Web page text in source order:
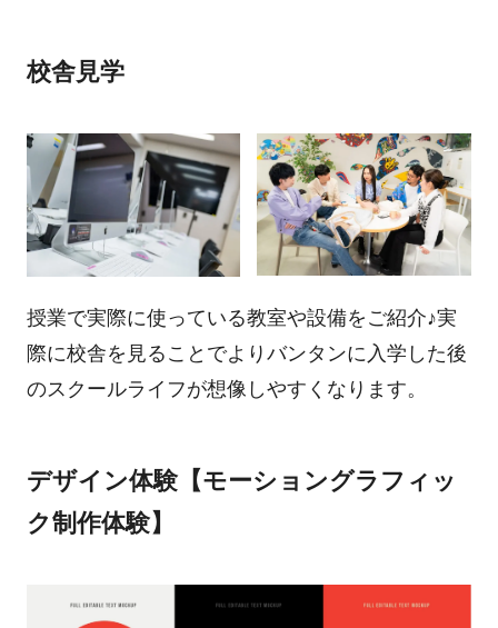
校舎見学
授業で実際に使っている教室や設備をご紹介♪実
際に校舎を見ることでよりバンタンに入学した後
のスクールライフが想像しやすくなります。
デザイン体験【モーショングラフィッ
ク制作体験】